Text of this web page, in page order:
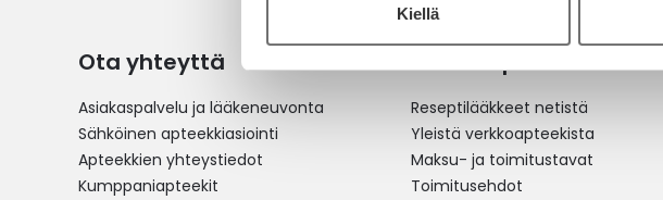
Kiellä
Ota yhteyttä
Asiakaspalvelu ja lääkeneuvonta
Sähköinen apteekkiasiointi
Apteekkien yhteystiedot
Kumppaniapteekit
Verkkoapteekki
Reseptilääkkeet netistä
Yleistä verkkoapteekista
Maksu- ja toimitustavat
Toimitusehdot